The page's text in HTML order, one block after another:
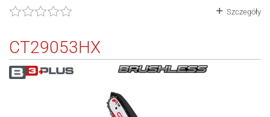
Szczegóły
CT29053HX